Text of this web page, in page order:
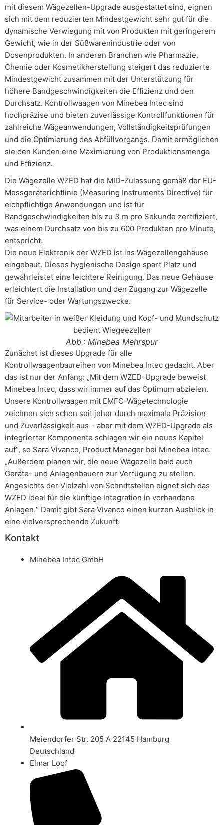
mit diesem Wägezellen-Upgrade ausgestattet sind, eignen
sich mit dem reduzierten Mindestgewicht sehr gut für die
dynamische Verwiegung mit von Produkten mit geringerem
Gewicht, wie in der Süßwarenindustrie oder von
Dosenprodukten. In anderen Branchen wie Pharmazie,
Chemie oder Kosmetikherstellung steigert das reduzierte
Mindestgewicht zusammen mit der Unterstützung für
höhere Bandgeschwindigkeiten die Effizienz und den
Durchsatz. Kontrollwaagen von Minebea Intec sind
hochpräzise und bieten zuverlässige Kontrollfunktionen für
zahlreiche Wägeanwendungen, Vollständigkeitsprüfungen
und die Optimierung des Abfüllvorgangs. Damit ermöglichen
sie den Kunden eine Maximierung von Produktionsmenge
und Effizienz.
Die Wägezelle WZED hat die MID-Zulassung gemäß der EU-
Messgeräterichtlinie (Measuring Instruments Directive) für
eichpflichtige Anwendungen und ist für
Bandgeschwindigkeiten bis zu 3 m pro Sekunde zertifiziert,
was einem Durchsatz von bis zu 600 Produkten pro Minute,
entspricht.
Die neue Elektronik der WZED ist ins Wägezellengehäuse
eingebaut. Dieses hygienische Design spart Platz und
gewährleistet eine leichtere Reinigung. Das neue Gehäuse
erleichtert die Installation und den Zugang zur Wägezelle
für Service- oder Wartungszwecke.
Abb.: Minebea Mehrspur
Zunächst ist dieses Upgrade für alle
Kontrollwaagenbaureihen von Minebea Intec gedacht. Aber
das ist nur der Anfang: „Mit dem WZED-Upgrade beweist
Minebea Intec, dass wir immer auf das Optimum abzielen.
Unsere Kontrollwaagen mit EMFC-Wägetechnologie
zeichnen sich schon seit jeher durch maximale Präzision
und Zuverlässigkeit aus – aber mit dem WZED-Upgrade als
integrierter Komponente schlagen wir ein neues Kapitel
auf“, so Sara Vivanco, Product Manager bei Minebea Intec.
„Außerdem planen wir, die neue Wägezelle bald auch
Geräte- und Anlagenbauern zur Verfügung zu stellen.
Angesichts der Vielzahl von Schnittstellen eignet sich das
WZED ideal für die künftige Integration in vorhandene
Anlagen.“ Damit gibt Sara Vivanco einen kurzen Ausblick in
eine vielversprechende Zukunft.
Kontakt
Minebea Intec GmbH
Meiendorfer Str. 205 A 22145 Hamburg
Deutschland
Elmar Loof